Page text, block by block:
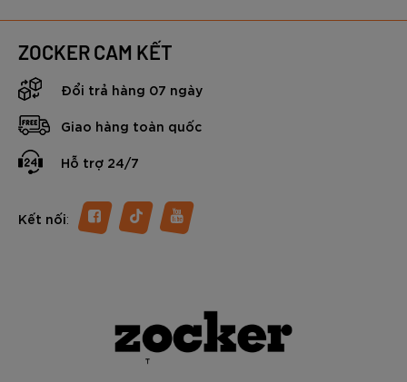
Vậy vì sao nhiều quả bóng đá nhanh xuống cấp chỉ sau vài
tháng? Và làm thế nào để chọn được 1 quả bóng đủ “trâu”
để đáp ứng & vượt qua được những thử thách khắc nghiệt
trên sân cỏ. Trong nội dung dưới đây các bạn hãy cùng
Zocker tìm hiểu chi tiết nhé.
ZOCKER CAM KẾT
Đổi trả hàng 07 ngày
Giao hàng toàn quốc
Hỗ trợ 24/7
Kết nối: